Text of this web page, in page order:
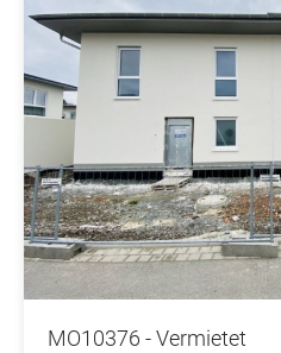
MO10376 - Vermietet